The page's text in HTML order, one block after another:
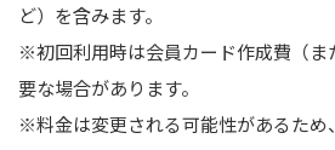
ど）を含みます。
※初回利用時は会員カード作成費（ま
要な場合があります。
※料金は変更される可能性があるため